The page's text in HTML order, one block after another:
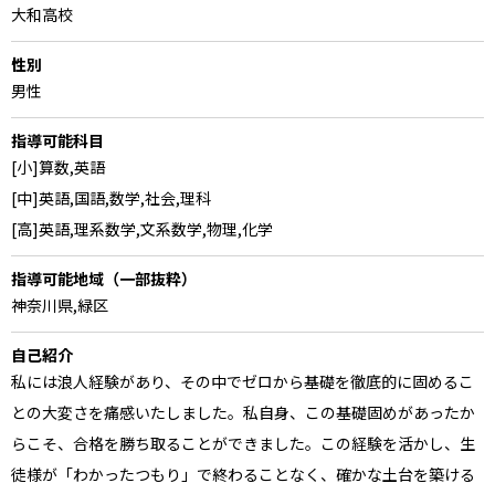
大和高校
性別
男性
指導可能科目
[小]算数,英語
[中]英語,国語,数学,社会,理科
[高]英語,理系数学,文系数学,物理,化学
指導可能地域（一部抜粋）
神奈川県,緑区
自己紹介
私には浪人経験があり、その中でゼロから基礎を徹底的に固めるこ
との大変さを痛感いたしました。私自身、この基礎固めがあったか
らこそ、合格を勝ち取ることができました。この経験を活かし、生
徒様が「わかったつもり」で終わることなく、確かな土台を築ける